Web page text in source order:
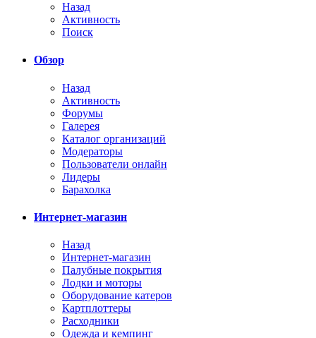
Назад
Активность
Поиск
Обзор
Назад
Активность
Форумы
Галерея
Каталог организаций
Модераторы
Пользователи онлайн
Лидеры
Барахолка
Интернет-магазин
Назад
Интернет-магазин
Палубные покрытия
Лодки и моторы
Оборудование катеров
Картплоттеры
Расходники
Одежда и кемпинг